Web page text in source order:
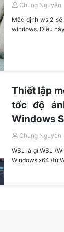
Chung Nguyễn
Mặc định wsl2
windows. Điều
Thiết lập
tốc độ
Windows
Chung Nguyễn
WSL là gì WSL
Windows x64 (từ